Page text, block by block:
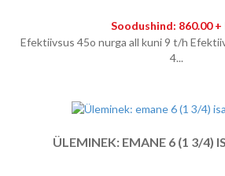
Soodushind: 860.00 +
Efektiivsus 45o nurga all kuni 9 t/h
4...
ÜLEMINEK: EMANE 6 (1 3/4)